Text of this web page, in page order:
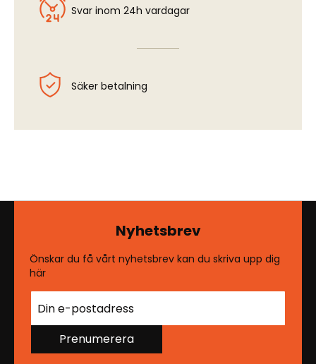
Svar inom 24h vardagar
Säker betalning
Nyhetsbrev
Önskar du få vårt nyhetsbrev kan du skriva upp dig
här
Prenumerera